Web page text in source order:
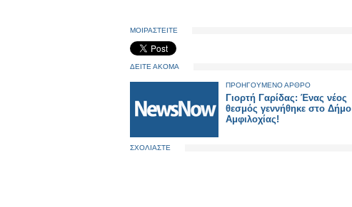
ΜΟΙΡΑΣΤΕΙΤΕ
ΔΕΙΤΕ ΑΚΟΜΑ
ΠΡΟΗΓΟΥΜΕΝΟ ΑΡΘΡΟ
Γιορτή Γαρίδας: Ένας νέος
θεσμός γεννήθηκε στο Δήμο
Αμφιλοχίας!
ΣΧΟΛΙΑΣΤΕ